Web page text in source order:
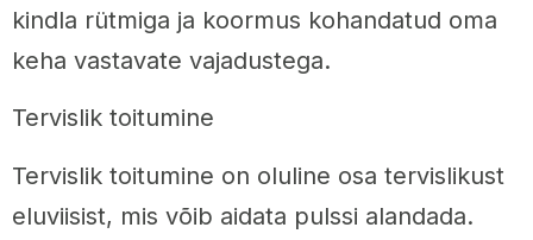
kindla rütmiga ja koormus kohandatud oma
keha vastavate vajadustega.
Tervislik toitumine
Tervislik toitumine on oluline osa tervislikust
eluviisist, mis võib aidata pulssi alandada.